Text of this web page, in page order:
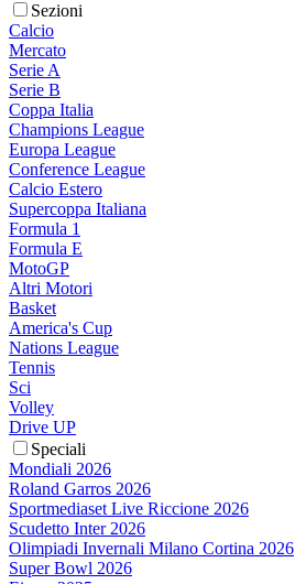
Sezioni
Calcio
Mercato
Serie A
Serie B
Coppa Italia
Champions League
Europa League
Conference League
Calcio Estero
Supercoppa Italiana
Formula 1
Formula E
MotoGP
Altri Motori
Basket
America's Cup
Nations League
Tennis
Sci
Volley
Drive UP
Speciali
Mondiali 2026
Roland Garros 2026
Sportmediaset Live Riccione 2026
Scudetto Inter 2026
Olimpiadi Invernali Milano Cortina 2026
Super Bowl 2026